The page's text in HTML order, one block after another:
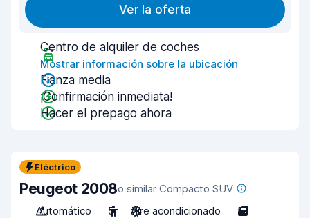
Ver la oferta
Centro de alquiler de coches
Mostrar información sobre la ubicación
Fianza media
¡Confirmación inmediata!
Hacer el prepago ahora
Eléctrico
Peugeot 2008o similar Compacto SUV
Automático
5 Aire acondicionado 5